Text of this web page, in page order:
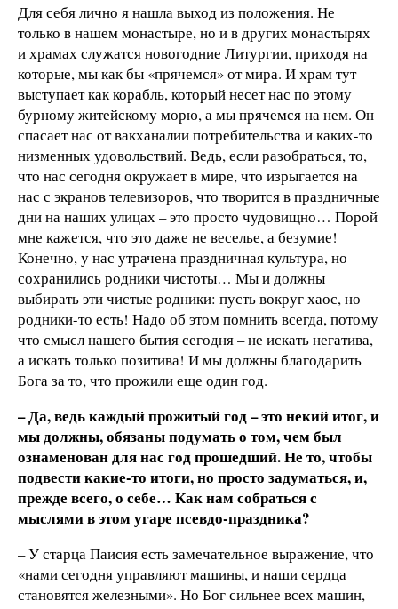
Для себя лично я нашла выход из положения. Не
только в нашем монастыре, но и в других монастырях
и храмах служатся новогодние Литургии, приходя на
которые, мы как бы «прячемся» от мира. И храм тут
выступает как корабль, который несет нас по этому
бурному житейскому морю, а мы прячемся на нем. Он
спасает нас от вакханалии потребительства и каких-то
низменных удовольствий. Ведь, если разобраться, то,
что нас сегодня окружает в мире, что изрыгается на
нас с экранов телевизоров, что творится в праздничные
дни на наших улицах – это просто чудовищно… Порой
мне кажется, что это даже не веселье, а безумие!
Конечно, у нас утрачена праздничная культура, но
сохранились родники чистоты… Мы и должны
выбирать эти чистые родники: пусть вокруг хаос, но
родники-то есть! Надо об этом помнить всегда, потому
что смысл нашего бытия сегодня – не искать негатива,
а искать только позитива! И мы должны благодарить
Бога за то, что прожили еще один год.
– Да, ведь каждый прожитый год – это некий итог, и
мы должны, обязаны подумать о том, чем был
ознаменован для нас год прошедший. Не то, чтобы
подвести какие-то итоги, но просто задуматься, и,
прежде всего, о себе… Как нам собраться с
мыслями в этом угаре псевдо-праздника?
– У старца Паисия есть замечательное выражение, что
«нами сегодня управляют машины, и наши сердца
становятся железными». Но Бог сильнее всех машин,